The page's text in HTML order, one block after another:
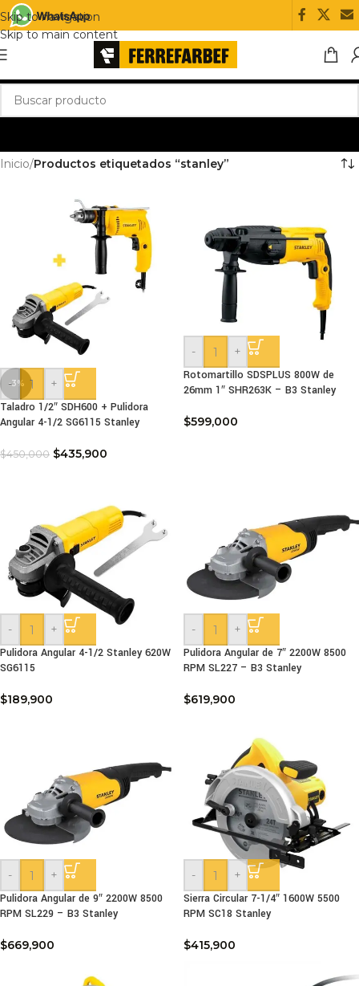
Skip to navigation
Skip to main content
Inicio/Productos etiquetados “stanley”
-3%
-
+
Taladro 1/2″ SDH600 + Pulidora
Angular 4-1/2 SG6115 Stanley
$450,000 $435,900
-
+
Rotomartillo SDSPLUS 800W de
26mm 1″ SHR263K – B3 Stanley
$599,000
-
+
Pulidora Angular 4-1/2 Stanley 620W
SG6115
$189,900
-
+
Pulidora Angular de 7″ 2200W 8500
RPM SL227 – B3 Stanley
$619,900
-
+
Pulidora Angular de 9″ 2200W 8500
RPM SL229 – B3 Stanley
$669,900
-
+
Sierra Circular 7-1/4″ 1600W 5500
RPM SC18 Stanley
$415,900